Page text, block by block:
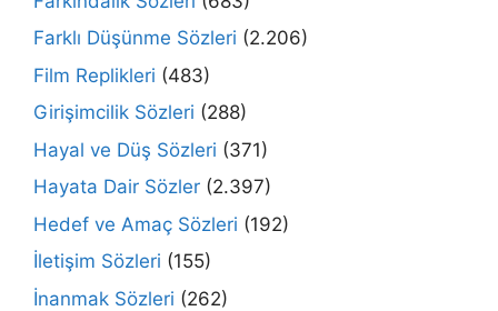
Farklı Düşünme Sözleri (2.206)
Film Replikleri (483)
Girişimcilik Sözleri (288)
Hayal ve Düş Sözleri (371)
Hayata Dair Sözler (2.397)
Hedef ve Amaç Sözleri (192)
İletişim Sözleri (155)
İnanmak Sözleri (262)